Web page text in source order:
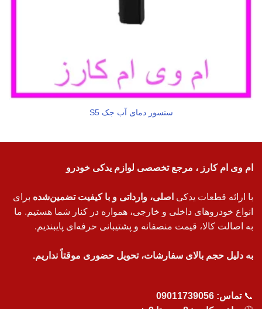
سنسور دمای آب جک S5
ام وی ام کارز ، مرجع تخصصی لوازم یدکی خودرو
با ارائه قطعات یدکی اصلی، وارداتی و با کیفیت تضمین‌شده برای
انواع خودروهای داخلی و خارجی، همواره در کنار شما هستیم. ما
به اصالت کالا، قیمت منصفانه و پشتیبانی حرفه‌ای پایبندیم.
به دلیل حجم بالای سفارشات، تحویل حضوری موقتاً نداریم.
📞تماس: 09011739056